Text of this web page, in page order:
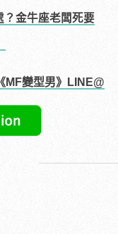
？金牛座老闆死要
MF變型男》LINE@